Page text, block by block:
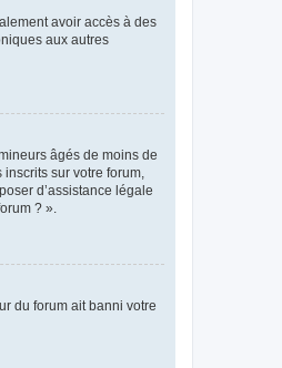
avoir accès à des
aux autres
âgés de moins de
sur votre forum,
d’assistance légale
? ».
du forum ait banni votre